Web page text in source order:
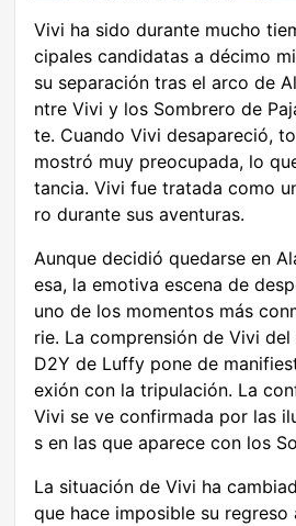
Vivi ha sido durante mucho
cipales candidatas a décimo
su separación tras el arco de
ntre Vivi y los Sombrero de
te. Cuando Vivi desapareció,
mostró muy preocupada, lo
tancia. Vivi fue tratada como
ro durante sus aventuras.
Aunque decidió quedarse en
esa, la emotiva escena de
uno de los momentos más
rie. La comprensión de Vivi
D2Y de Luffy pone de
exión con la tripulación. La
Vivi se ve confirmada por las
s en las que aparece con los
La situación de Vivi ha
que hace imposible su regreso